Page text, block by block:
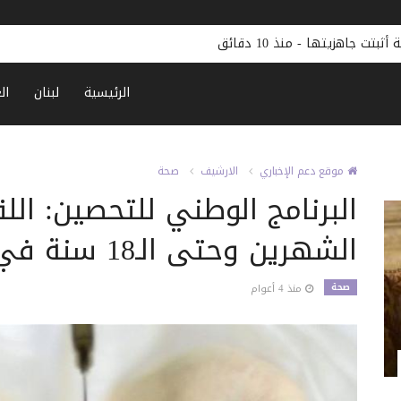
أثبتت جاهزيتها - منذ 10 دقائق
الرئيسية لبنان
موقع دعم الإخباري الارشيف صحة
البرنامج الوطني للتحصين:
الشهرين وحتى الـ18 سنة في عكار وطرابلس
صحة منذ 4 أعوام